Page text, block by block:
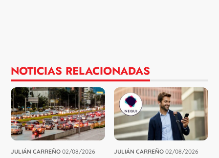
NOTICIAS RELACIONADAS
JULIÁN CARREÑO 02/08/2026 JULIÁN CARREÑO 02/08/2026